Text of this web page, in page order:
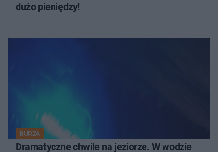
dużo pieniędzy!
BURZA
Dramatyczne chwile na jeziorze. W wodzie